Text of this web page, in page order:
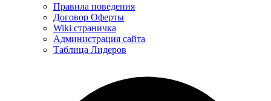
Правила поведения
Договор Оферты
Wiki страничка
Администрация сайта
Таблица Лидеров